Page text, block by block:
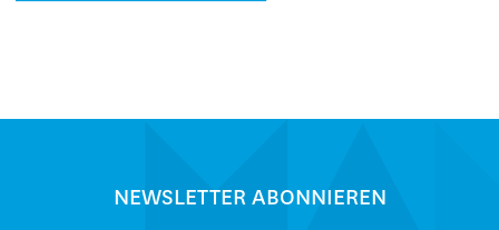
NEWSLETTER ABONNIEREN